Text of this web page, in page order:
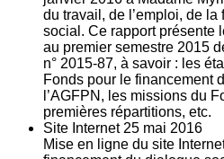
du travail, de l’emploi, de
social. Ce rapport
au premier semestre 2015
n° 2015-87, à savoir : les
Fonds pour le financement
l’AGFPN, les missions du
premières répartitions, etc.
Site Internet 25 mai 2016
Mise en ligne du site